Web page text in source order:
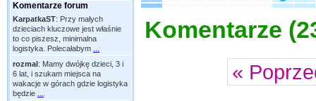
Komentarze forum
KarpatkaST: Przy małych
dzieciach kluczowe jest właśnie
to co piszesz, minimalna
logistyka. Polecałabym
rozmal: Mamy dwójkę dzieci, 3 i
6 lat, i szukam miejsca na
wakacje w górach gdzie logistyka
będzie
Komentarze (
«